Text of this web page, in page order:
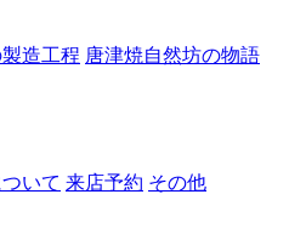
造工程 唐津焼自然坊の物語
いて 来店予約 その他